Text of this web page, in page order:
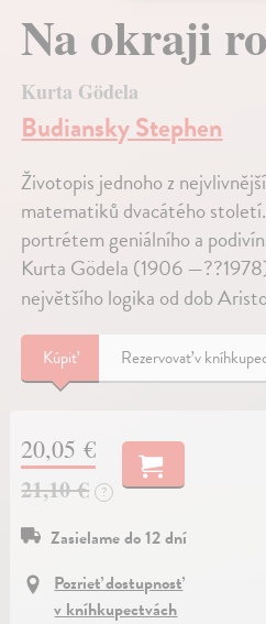
Na okraji
Kurta Gödela
Budiansky Stephen
Životopis jednoho z
matematiků dvacátého
portrétem geniálního a
Kurta Gödela (1906
největšího logika od dob
Kúpiť Rezervovať v
20,05 €
21,10 €
?
Zasielame do 12 dní
Pozrieť dostupnosť
v kníhkupectvách